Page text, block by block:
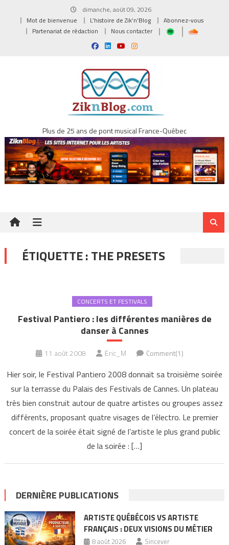
dimanche, août 09, 2026
Mot de bienvenue
L’histoire de Zik’n’Blog
Abonnez-vous
Partenariat de rédaction
Nous contacter
Plus de 25 ans de pont musical France-Québec
ÉTIQUETTE :THE PRESETS
CONCERTS ET FESTIVALS
Festival Pantiero : les différentes manières de
danser à Cannes
11 août 2008 Eric_M Comment(1)
Hier soir, le Festival Pantiero 2008 donnait sa troisième soirée
sur la terrasse du Palais des Festivals de Cannes. Un plateau
très bien construit autour de quatre artistes ou groupes assez
différents, proposant quatre visages de l’électro. Le premier
concert de la soirée était signé de l’artiste le plus grand public
de la soirée : […]
DERNIÈRE PUBLICATIONS
ARTISTE QUÉBÉCOIS VS ARTISTE
FRANÇAIS : DEUX VISIONS DU MÉTIER
8 août 2026 Sincever